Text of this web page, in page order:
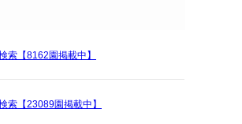
索【8162園掲載中】
索【23089園掲載中】